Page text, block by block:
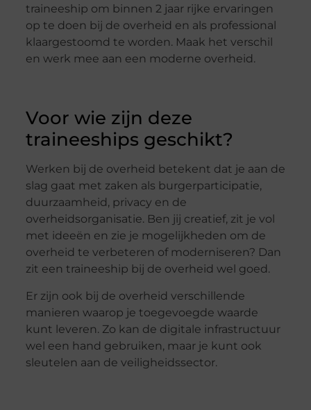
traineeship om binnen 2 jaar rijke ervaringen
op te doen bij de overheid en als professional
klaargestoomd te worden. Maak het verschil
en werk mee aan een moderne overheid.
Voor wie zijn deze
traineeships geschikt?
Werken bij de overheid betekent dat je aan de
slag gaat met zaken als burgerparticipatie,
duurzaamheid, privacy en de
overheidsorganisatie. Ben jij creatief, zit je vol
met ideeën en zie je mogelijkheden om de
overheid te verbeteren of moderniseren? Dan
zit een traineeship bij de overheid wel goed.
Er zijn ook bij de overheid verschillende
manieren waarop je toegevoegde waarde
kunt leveren. Zo kan de digitale infrastructuur
wel een hand gebruiken, maar je kunt ook
sleutelen aan de veiligheidssector.